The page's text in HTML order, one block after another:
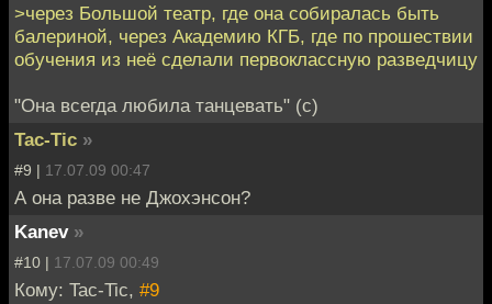
>через Большой театр, где она собиралась быть
балериной, через Академию КГБ, где по прошествии
обучения из неё сделали первоклассную разведчицу
"Она всегда любила танцевать" (с)
Tac-Tic »
#9 | 17.07.09 00:47
А она разве не Джохэнсон?
Kanev »
#10 | 17.07.09 00:49
Кому: Tac-Tic, #9